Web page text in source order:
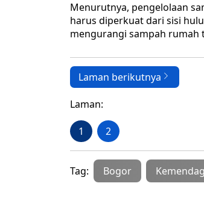
Menurutnya, pengelolaan
harus diperkuat dari sisi
mengurangi sampah rumah
Laman berikutnya
Laman:
1 2
Tag: Bogor